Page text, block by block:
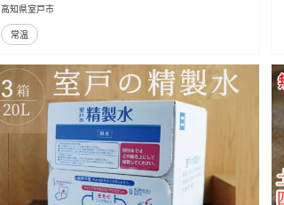
高知県室戸市
常温